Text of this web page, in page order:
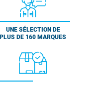
UNE SÉLECTION DE
PLUS DE 160 MARQUES